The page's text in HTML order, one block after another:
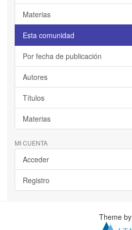
Materias
Esta comunidad
Por fecha de publicación
Autores
Títulos
Materias
MI CUENTA
Acceder
Registro
Theme by